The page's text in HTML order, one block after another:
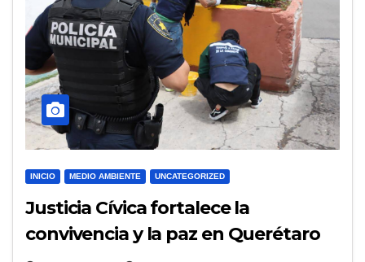
INICIO MEDIO AMBIENTE UNCATEGORIZED
Justicia Cívica fortalece la
convivencia y la paz en Querétaro